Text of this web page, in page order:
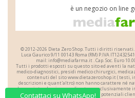
Contattaci su WhatsApp!
è un negozio on line
© 2012-2026 Dieta Zero Shop. Tutti i diritti riservati.
Luca Gaurico 9/11 00143 Roma (RM) P.IVA
mail: info@mediafarma.it . Cap. Soc. Euro
Tutti i prodotti esposti su questo sito ed aventi la
medico-diagnostici, presidi medico chirurgici,
contenuti del sito www.dietazeroshop.it ( testi,
descrizioni e quant'altro) non hanno carattere né
devono intendersi e sono di natura esclusivamente
portare a conoscenza dei clienti o dei potenziali